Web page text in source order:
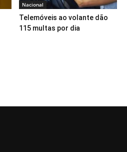
Nacional
Telemóveis ao volante dão
115 multas por dia